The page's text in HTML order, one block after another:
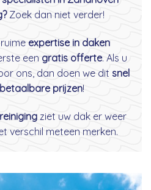
Zoek dan niet verder!
expertise in daken
een gratis offerte. Als u
ons, dan doen we dit snel
betaalbare prijzen!
ziet uw dak er weer
verschil meteen merken.